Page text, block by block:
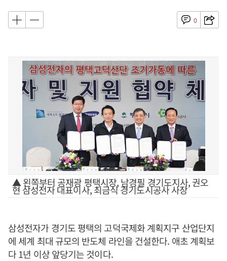
0
▲ 왼쪽부터 공재광 평택시장, 남경필 경기도지사, 권오
현 삼성전자 대표이사, 최금식 경기도시공사 사장
삼성전자가 경기도 평택의 고덕국제화 계획지구 산업단지
에 세계 최대 규모의 반도체 라인을 건설한다. 애초 계획보
다 1년 이상 앞당기는 것이다.